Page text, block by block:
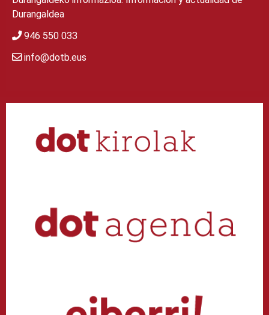
Durangaldea
946 550 033
info@dotb.eus